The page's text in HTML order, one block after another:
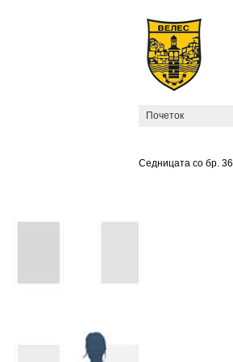
Почеток
Седницата со бр. 36